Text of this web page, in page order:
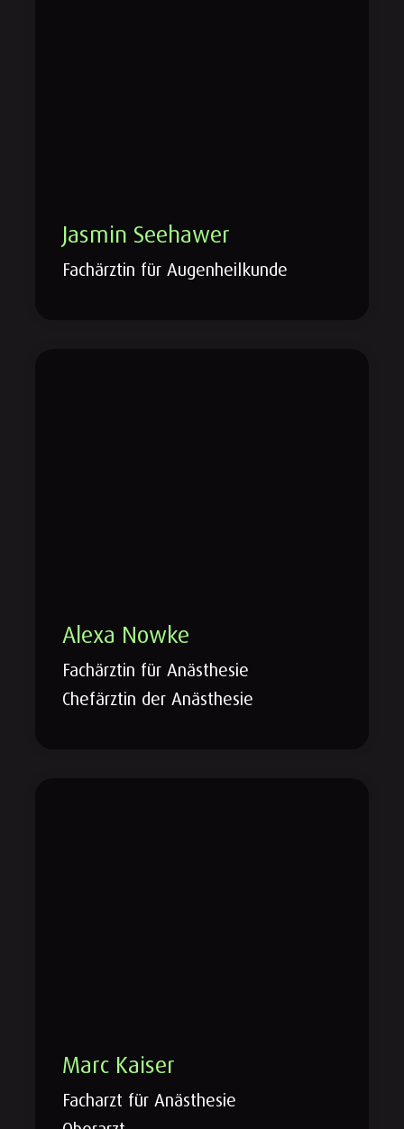
Jasmin Seehawer
Fachärztin für Augenheilkunde
Alexa Nowke
Fachärztin für Anästhesie
Chefärztin der Anästhesie
Marc Kaiser
Facharzt für Anästhesie